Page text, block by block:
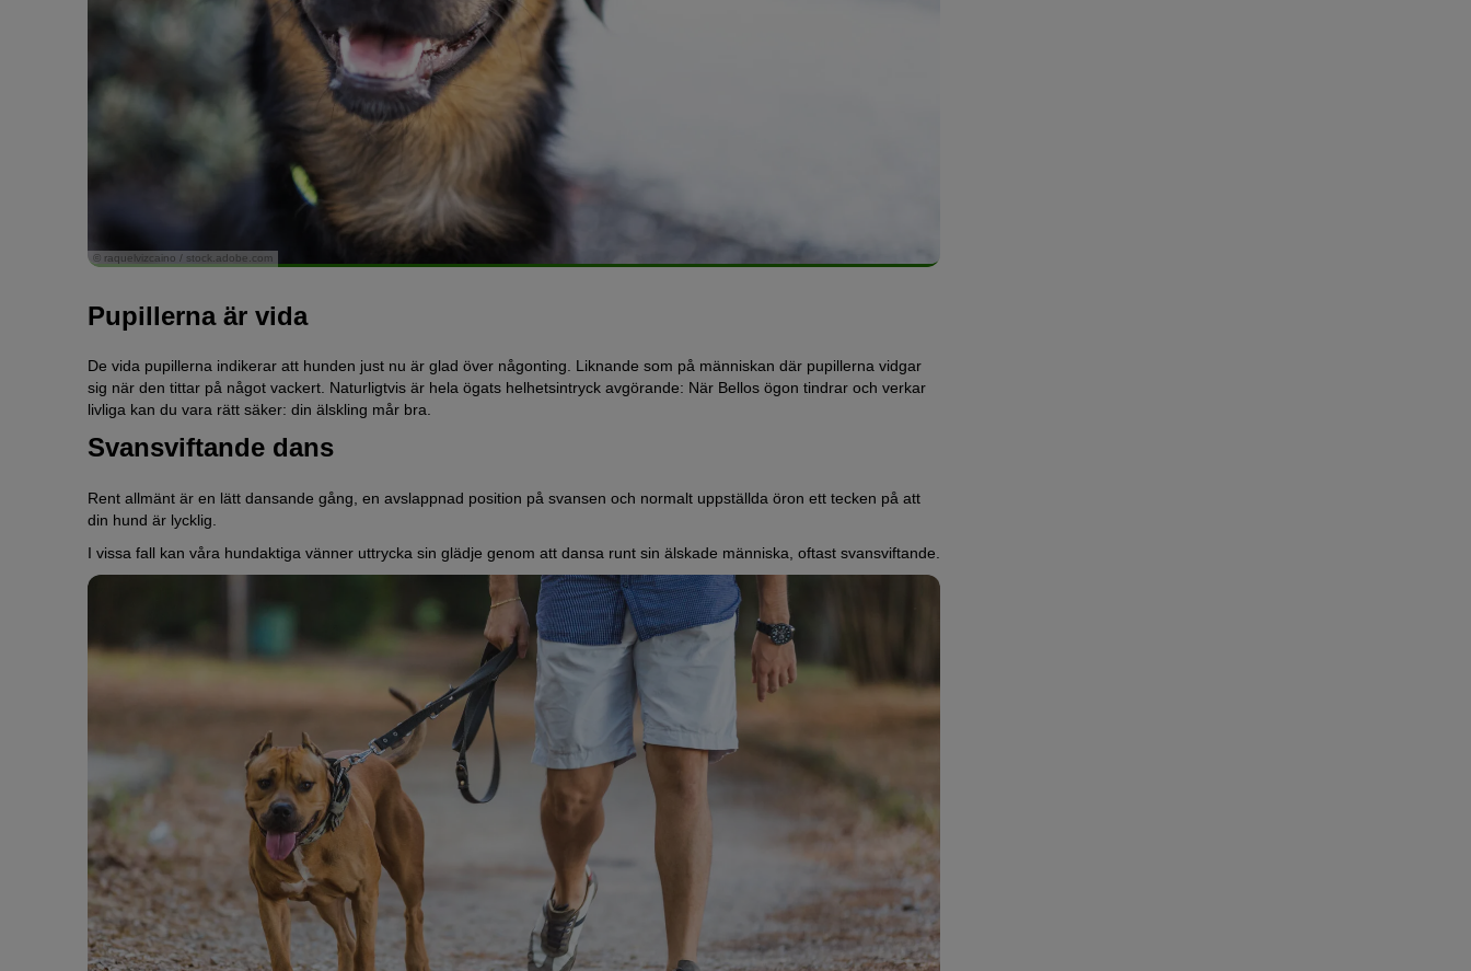
© raquelvizcaino / stock.adobe.com
Pupillerna är vida
De vida pupillerna indikerar att hunden just nu är glad över någonting. Liknande som på människan där pupillerna vidgar
sig när den tittar på något vackert. Naturligtvis är hela ögats helhetsintryck avgörande: När Bellos ögon tindrar och verkar
livliga kan du vara rätt säker: din älskling mår bra.
Svansviftande dans
Rent allmänt är en lätt dansande gång, en avslappnad position på svansen och normalt uppställda öron ett tecken på att
din hund är lycklig.
I vissa fall kan våra hundaktiga vänner uttrycka sin glädje genom att dansa runt sin älskade människa, oftast svansviftande.